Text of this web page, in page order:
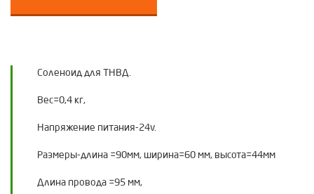
Соленоид для ТНВД.
Вес=0,4 кг,
Напряжение питания-24v.
Размеры-длина =90мм, ширина=60 мм, высота=44мм
Длина провода =95 мм,